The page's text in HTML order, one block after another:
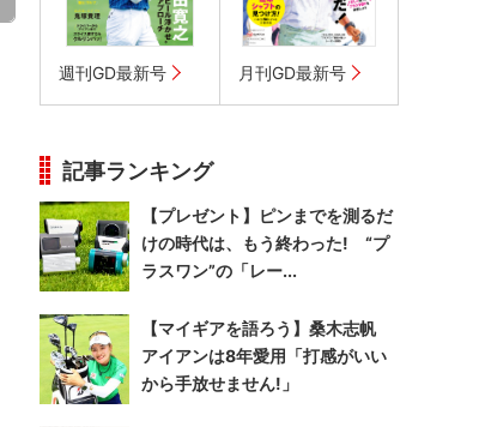
週刊GD最新号 月刊GD最新号
記事ランキング
【プレゼント】ピンまでを測るだ
けの時代は、もう終わった! “プ
ラスワン”の「レー...
【マイギアを語ろう】桑木志帆
アイアンは8年愛用「打感がいい
から手放せません!」